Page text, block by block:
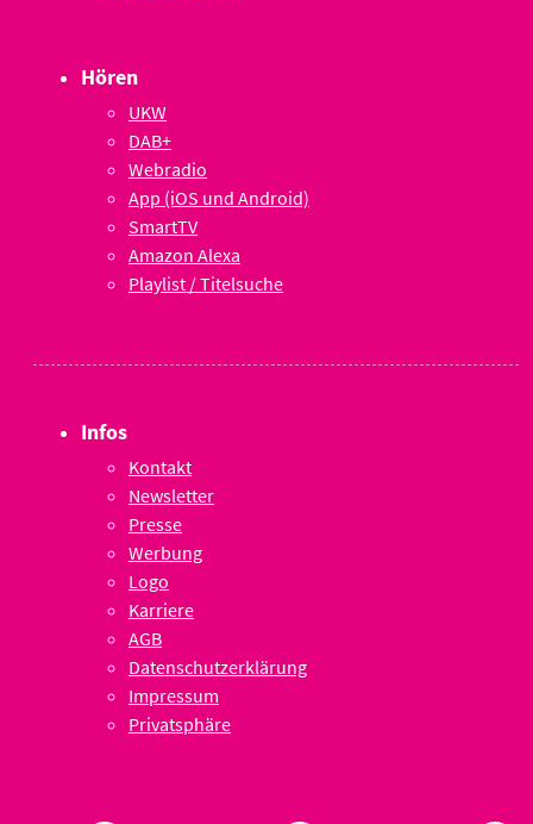
Hören
UKW
DAB+
Webradio
App (iOS und Android)
SmartTV
Amazon Alexa
Playlist / Titelsuche
Infos
Kontakt
Newsletter
Presse
Werbung
Logo
Karriere
AGB
Datenschutzerklärung
Impressum
Privatsphäre